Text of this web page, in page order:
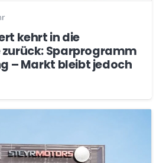
kehrt in die
zurück: Sparprogramm
– Markt bleibt jedoch